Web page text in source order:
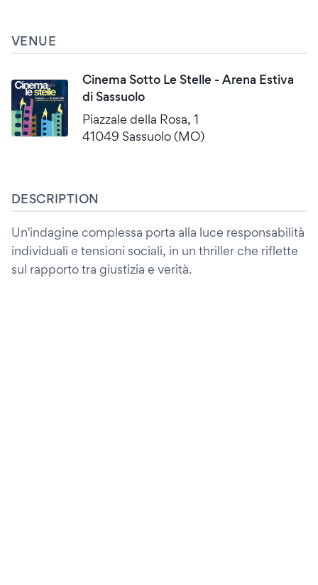
VENUE
Cinema Sotto Le Stelle - Arena Estiva
di Sassuolo
Piazzale della Rosa, 1
41049 Sassuolo (MO)
DESCRIPTION
Un'indagine complessa porta alla luce responsabilità
individuali e tensioni sociali, in un thriller che riflette
sul rapporto tra giustizia e verità.